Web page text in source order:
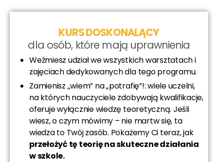
KURS DOSKONALĄCY
dla osób, które mają uprawnienia
Weźmiesz udział we wszystkich warsztatach i
zajęciach dedykowanych dla tego programu.
Zamienisz „wiem” na „potrafię”!: wiele uczelni,
na których nauczyciele zdobywają kwalifikacje,
oferuje wyłącznie wiedzę teoretyczną. Jeśli
wiesz, o czym mówimy – nie martw się, ta
wiedza to Twój zasób. Pokażemy Ci teraz, jak
przełożyć tę teorię na skuteczne działania
w szkole.